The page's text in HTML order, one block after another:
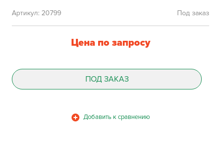
Под заказ
Артикул: 20799
Цена по запросу
ПОД ЗАКАЗ